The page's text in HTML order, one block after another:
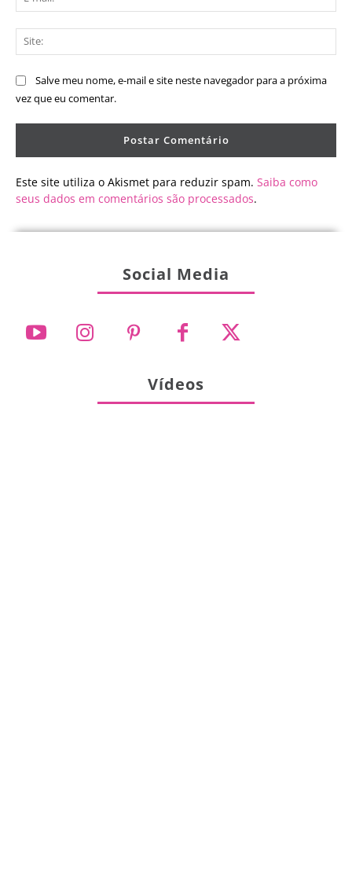
Salve meu nome, e-mail e site neste navegador para a próxima
vez que eu comentar.
Este site utiliza o Akismet para reduzir spam. Saiba como
seus dados em comentários são processados.
Social Media
Vídeos